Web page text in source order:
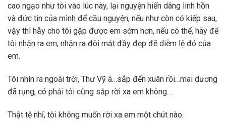
cao ngạo như tôi vào lúc này, lại nguyện hiến dâng linh hồn
và đức tin của mình để cầu nguyện, nếu như còn có kiếp sau,
vậy thì hẫy cho tôi gặp được em sớm hơn, nếu có thể, hãy để
tôi nhận ra em, nhận ra đôi mắt đầy đẹp đẽ diễm lệ đó của
em.
Tôi nhìn ra ngoài trời, Thư Vỹ à…sắp đến xuân rồi…mai dương
đã rụng, có phải tôi cũng sắp rời xa em không….
Thật tệ nhỉ, tôi không muốn rời xa em một chút nào.